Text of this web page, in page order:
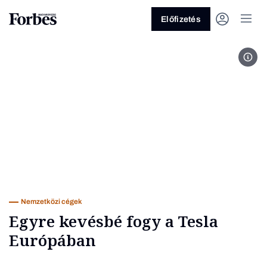
Üzlet
Előfizetés
Nemzetközi cégek
Egyre kevésbé fogy a Tesla
Európában